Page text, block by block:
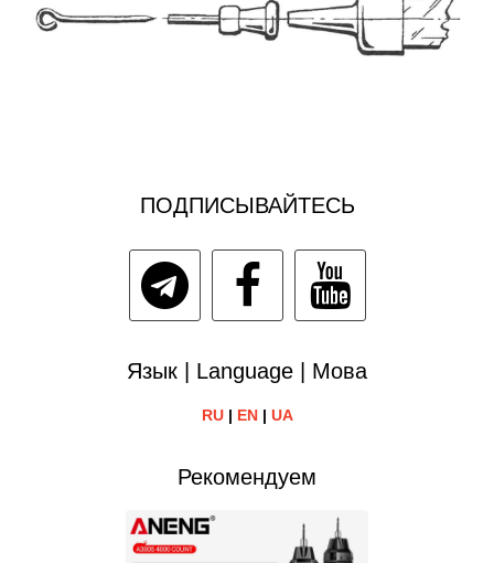
ПОДПИСЫВАЙТЕСЬ
Язык | Language | Мова
RU| EN| UA
Рекомендуем